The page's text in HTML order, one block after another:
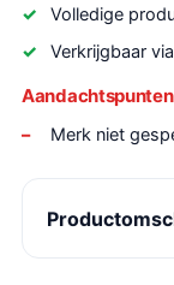
Volledige
Verkrijgbaar
Aandachtspunten
Merk niet